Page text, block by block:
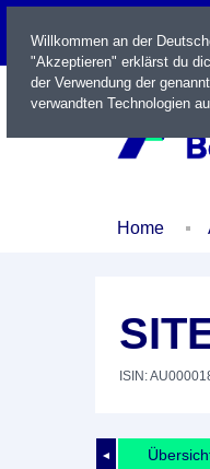
Home
ISIN:
◄
Willkommen an der
"Akzeptieren" erklärst du
der Verwendung der
verwandten Technologien